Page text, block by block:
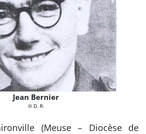
Jean Bernier
© D. R.
(Meuse – Diocèse de